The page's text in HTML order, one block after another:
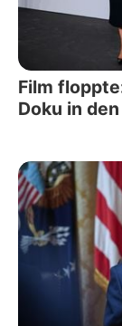
Film
Doku in